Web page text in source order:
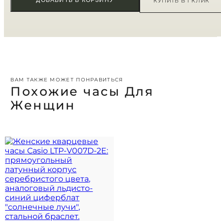
ВАМ ТАКЖЕ МОЖЕТ ПОНРАВИТЬСЯ
Похожие часы Для
Женщин